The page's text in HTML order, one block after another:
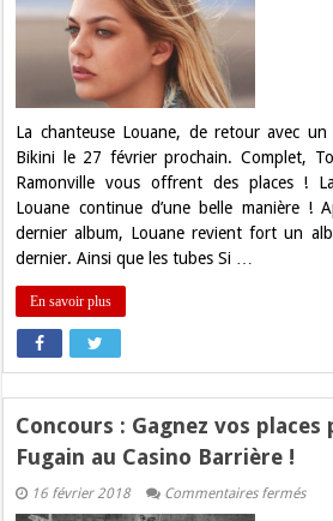
!
La chanteuse Louane, de retour avec
Bikini le 27 février prochain. Complet,
Ramonville vous offrent des places !
Louane continue d’une belle manière !
dernier album, Louane revient fort un
dernier. Ainsi que les tubes Si …
En savoir plus
Concours : Gagnez vos places
Fugain au Casino Barrière !
16 février 2018 Commentaires ferméssur